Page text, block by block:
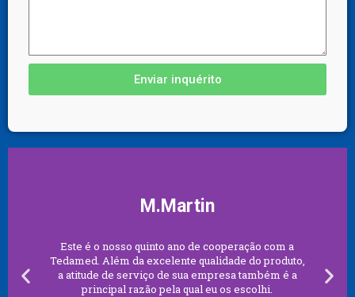
Enviar inquérito
M.Martin
Este é o nosso quinto ano de cooperação com a
Tedamed. Além da excelente qualidade do produto,
a atitude de serviço de sua empresa também é a
principal razão pela qual eu os escolhi.